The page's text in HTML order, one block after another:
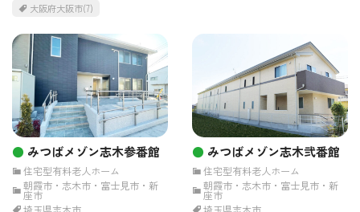
大阪府大阪市(7)
みつばメゾン志木参番館
住宅型有料老人ホーム
朝霞市・志木市・富士見市・新
座市
みつばメゾン志木弐番館
住宅型有料老人ホーム
朝霞市・志木市・富士見市・新
座市